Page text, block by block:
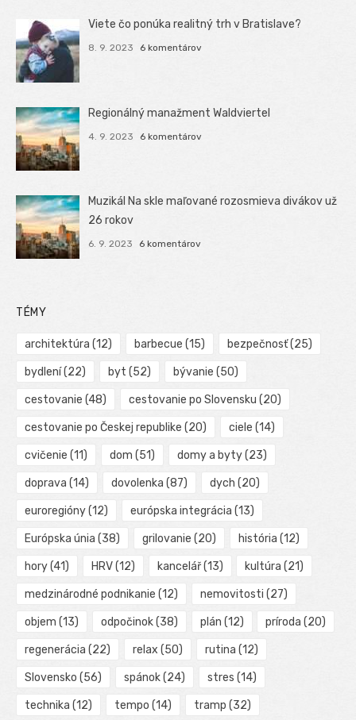
Viete čo ponúka realitný trh v Bratislave?
8. 9. 2023 6 komentárov
Regionálný manažment Waldviertel
4. 9. 2023 6 komentárov
Muzikál Na skle maľované rozosmieva divákov už
26 rokov
6. 9. 2023 6 komentárov
TÉMY
architektúra (12) barbecue (15) bezpečnosť(25)
bydlení(22) byt (52) bývanie (50)
cestovanie (48) cestovanie po Slovensku (20)
cestovanie po Českej republike (20) ciele (14)
cvičenie (11) dom (51) domy a byty(23)
doprava (14) dovolenka (87) dych (20)
euroregióny(12) európska integrácia (13)
Európska únia (38) grilovanie (20) história (12)
hory(41) HRV(12) kancelář(13) kultúra (21)
medzinárodné podnikanie (12) nemovitosti (27)
objem (13) odpočinok(38) plán (12) príroda (20)
regenerácia (22) relax (50) rutina (12)
Slovensko (56) spánok(24) stres (14)
technika (12) tempo (14) tramp (32)